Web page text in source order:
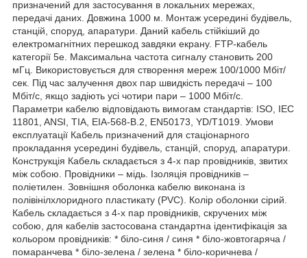
призначений для застосування в локальних мережах,
передачі даних. Довжина 1000 м. Монтаж усередині будівель,
станцій, споруд, апаратури. Даний кабель стійкіший до
електромагнітних перешкод завдяки екрану. FTP-кабель
категорії 5е. Максимальна частота сигналу становить 200
мГц. Використовується для створення мереж 100/1000 Мбіт/
сек. Під час залучення двох пар швидкість передачі – 100
Мбіт/с, якщо задіють усі чотири пари – 1000 Мбіт/с.
Параметри кабелю відповідають вимогам стандартів: ISO, IEC
11801, ANSI, TIA, EIA-568-B.2, EN50173, YD/T1019. Умови
експлуатації Кабель призначений для стаціонарного
прокладання усередині будівель, станцій, споруд, апаратури.
Конструкція Кабель складається з 4-х пар провідників, звитих
між собою. Провідники – мідь. Ізоляція провідників –
поліетилен. Зовнішня оболонка кабелю виконана із
полівінілхлоридного пластикату (PVC). Колір оболонки сірий.
Кабель складається з 4-х пар провідників, скручених між
собою, для кабелів застосована стандартна ідентифікація за
кольором провідників: * біло-синя / синя * біло-жовтогаряча /
помаранчева * біло-зелена / зелена * біло-коричнева /